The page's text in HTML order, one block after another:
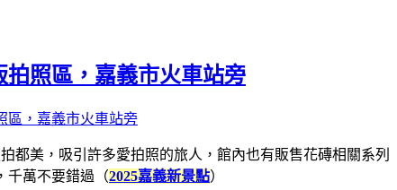
照區，嘉義市火車站旁
都美，吸引許多愛拍照的旅人，館內也有販售花磚相關系列
千萬不要錯過 （2025嘉義新景點）